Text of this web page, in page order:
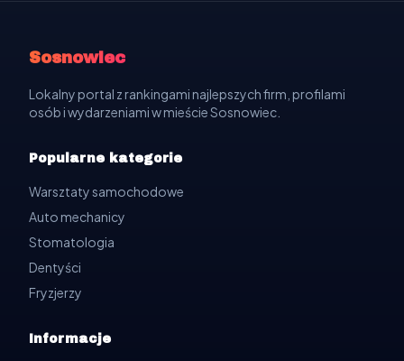
Sosnowiec
Lokalny portal z rankingami najlepszych firm, profilami
osób i wydarzeniami w mieście Sosnowiec.
Popularne kategorie
Warsztaty samochodowe
Auto mechanicy
Stomatologia
Dentyści
Fryzjerzy
Informacje